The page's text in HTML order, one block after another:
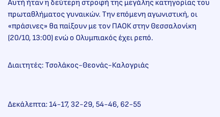
Αυτή ήταν η δεύτερη στροφή της μεγάλης κατηγορίας του
πρωταθλήματος γυναικών. Την επόμενη αγωνιστική, οι
«πράσινες» θα παίξουν με τον ΠΑΟΚ στην Θεσσαλονίκη
(20/10, 13:00) ενώ ο Ολυμπιακός έχει ρεπό.
Διαιτητές: Τσολάκος-Θεονάς-Καλογριάς
Δεκάλεπτα: 14-17, 32-29, 54-46, 62-55